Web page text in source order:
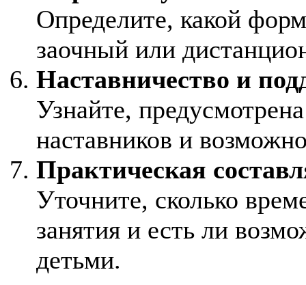
Определите, какой
заочный или
Наставничество и
Узнайте,
наставников и
Практическая
Уточните, сколько
занятия и есть ли
детьми.